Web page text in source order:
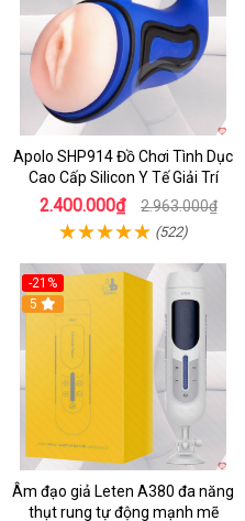
Apolo SHP914 Đồ Chơi Tình Dục
Cao Cấp Silicon Y Tế Giải Trí
2.400.000₫ 2.963.000₫
(522)
-21%
5
Âm đạo giả Leten A380 đa năng
thụt rung tự động mạnh mẽ